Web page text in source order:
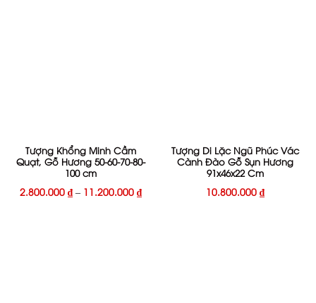
Tượng Khổng Minh Cầm
Quạt, Gỗ Hương 50-60-70-80-
100 cm
2.800.000 ₫ – 11.200.000 ₫
Tượng Di Lặc Ngũ Phúc Vác
Cành Đào Gỗ Sụn Hương
91x46x22 Cm
10.800.000 ₫